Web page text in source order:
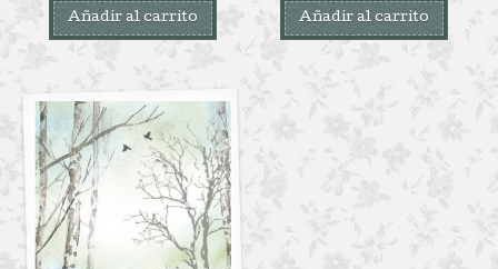
Añadir al carrito Añadir al carrito